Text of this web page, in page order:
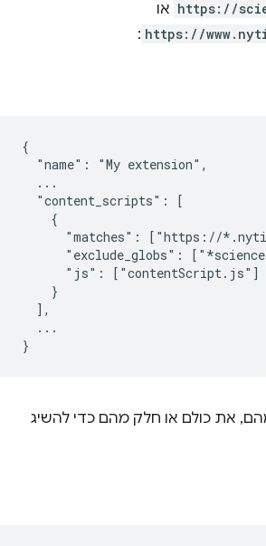
https:// או
https://
:
{
  "name": "My extension",
  ...
  "content_scripts": [
    {
"matches": ["https://
"exclude_globs":
      "js": ["contentScript.js"]
    }
  ],
  ...
את כולם או חלק מהם כדי להשיג